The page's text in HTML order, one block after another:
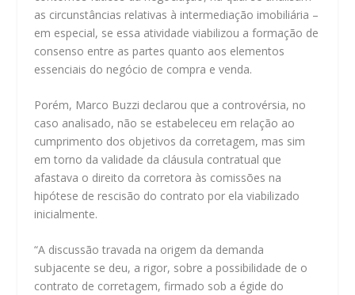
as circunstâncias relativas à intermediação imobiliária –
em especial, se essa atividade viabilizou a formação de
consenso entre as partes quanto aos elementos
essenciais do negócio de compra e venda.
Porém, Marco Buzzi declarou que a controvérsia, no
caso analisado, não se estabeleceu em relação ao
cumprimento dos objetivos da corretagem, mas sim
em torno da validade da cláusula contratual que
afastava o direito da corretora às comissões na
hipótese de rescisão do contrato por ela viabilizado
inicialmente.
“A discussão travada na origem da demanda
subjacente se deu, a rigor, sobre a possibilidade de o
contrato de corretagem, firmado sob a égide do